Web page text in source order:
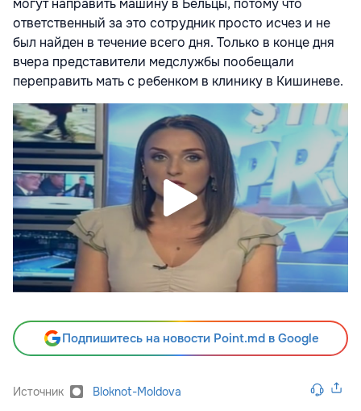
могут направить машину в Бельцы, потому что
ответственный за это сотрудник просто исчез и не
был найден в течение всего дня. Только в конце дня
вчера представители медслужбы пообещали
переправить мать с ребенком в клинику в Кишиневе.
Подпишитесь на новости Point.md в Google
Источник Bloknot-Moldova